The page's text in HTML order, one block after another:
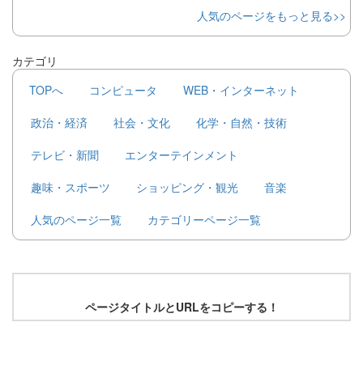
人気のページをもっと見る>>
カテゴリ
TOPへ
コンピュータ
WEB・インターネット
政治・経済
社会・文化
化学・自然・技術
テレビ・新聞
エンターテインメント
趣味・スポーツ
ショッピング・観光
音楽
人気のページ一覧
カテゴリーページ一覧
ページタイトルとURLをコピーする！